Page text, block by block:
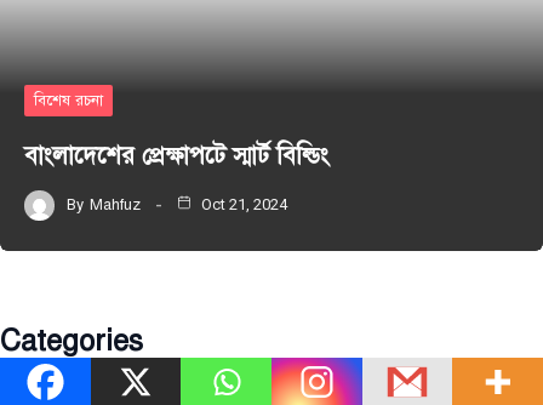
বিশেষ রচনা
বাংলাদেশের প্রেক্ষাপটে স্মার্ট বিল্ডিং
By Mahfuz Oct 21, 2024
Categories